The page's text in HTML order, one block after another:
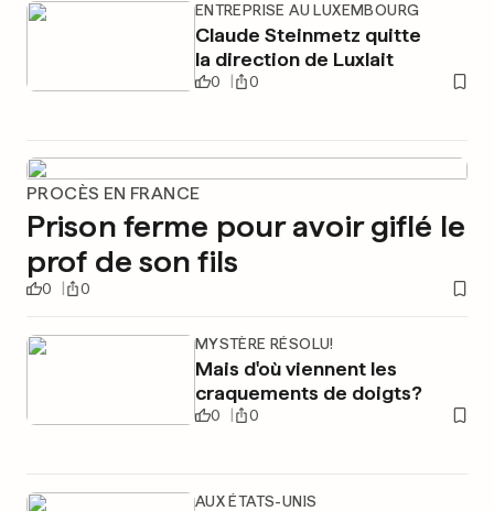
ENTREPRISE AU LUXEMBOURG
Claude Steinmetz quitte
la direction de Luxlait
0 0
PROCÈS EN FRANCE
Prison ferme pour avoir giflé le
prof de son fils
0 0
MYSTÈRE RÉSOLU!
Mais d'où viennent les
craquements de doigts?
0 0
AUX ÉTATS-UNIS